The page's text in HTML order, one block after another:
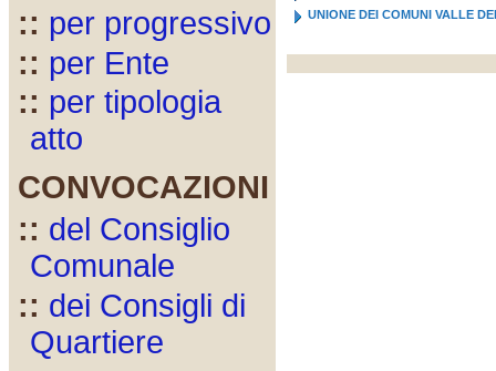
:: per progressivo
:: per Ente
:: per tipologia
atto
CONVOCAZIONI
:: del Consiglio
Comunale
:: dei Consigli di
Quartiere
UNIONE DEI COMUNI VALLE